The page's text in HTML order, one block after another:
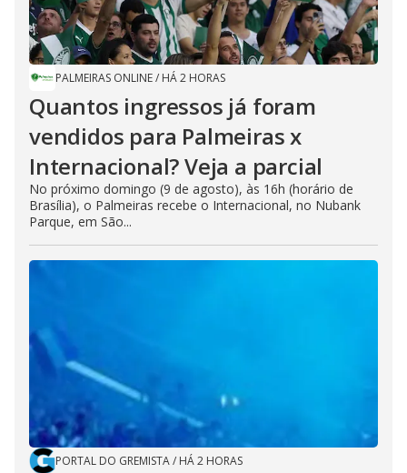
PALMEIRAS ONLINE/ HÁ 2 HORAS
Quantos ingressos já foram
vendidos para Palmeiras x
Internacional? Veja a parcial
No próximo domingo (9 de agosto), às 16h (horário de
Brasília), o Palmeiras recebe o Internacional, no Nubank
Parque, em São...
PORTAL DO GREMISTA/ HÁ 2 HORAS